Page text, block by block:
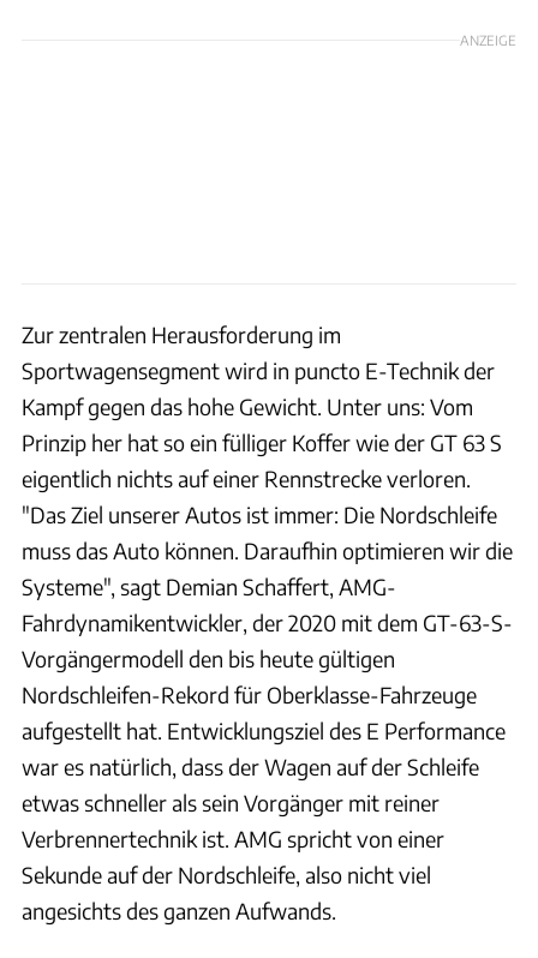
ANZEIGE
Zur zentralen Herausforderung im
Sportwagensegment wird in puncto E-Technik der
Kampf gegen das hohe Gewicht. Unter uns: Vom
Prinzip her hat so ein fülliger Koffer wie der GT 63 S
eigentlich nichts auf einer Rennstrecke verloren.
"Das Ziel unserer Autos ist immer: Die Nordschleife
muss das Auto können. Daraufhin optimieren wir die
Systeme", sagt Demian Schaffert, AMG-
Fahrdynamikentwickler, der 2020 mit dem GT-63-S-
Vorgängermodell den bis heute gültigen
Nordschleifen-Rekord für Oberklasse-Fahrzeuge
aufgestellt hat. Entwicklungsziel des E Performance
war es natürlich, dass der Wagen auf der Schleife
etwas schneller als sein Vorgänger mit reiner
Verbrennertechnik ist. AMG spricht von einer
Sekunde auf der Nordschleife, also nicht viel
angesichts des ganzen Aufwands.